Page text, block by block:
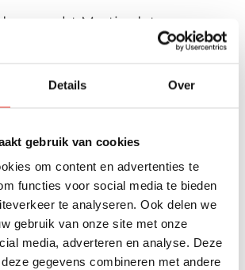
Details Over
gebruik van cookies
om content en advertenties te
functies voor social media te bieden
te analyseren. Ook delen we
gebruik van onze site met onze
media, adverteren en analyse. Deze
gegevens combineren met andere
verwacht Martin dat
een steeds
zelf gaan leren, en
helpen om AI effectief in te
de IT-wereld opnieuw aan
een grote verandering."Het
enorme ontwikkeling. AI is